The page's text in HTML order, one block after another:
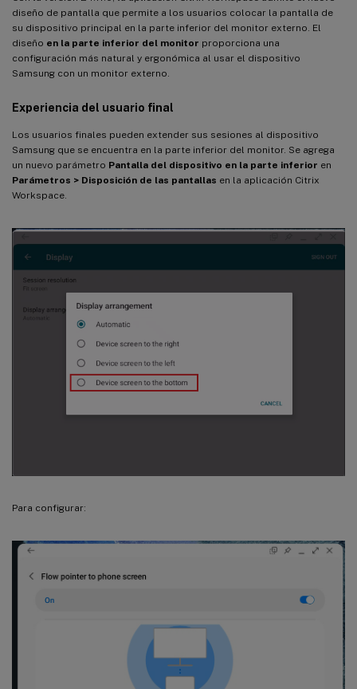
diseño de pantalla que permite a los usuarios colocar la pantalla de
su dispositivo principal en la parte inferior del monitor externo. El
diseño en la parte inferior del monitor proporciona una
configuración más natural y ergonómica al usar el dispositivo
Samsung con un monitor externo.
Experiencia del usuario final
Los usuarios finales pueden extender sus sesiones al dispositivo
Samsung que se encuentra en la parte inferior del monitor. Se agrega
un nuevo parámetro Pantalla del dispositivo en la parte inferior en
Parámetros > Disposición de las pantallas en la aplicación Citrix
Workspace.
Para configurar: